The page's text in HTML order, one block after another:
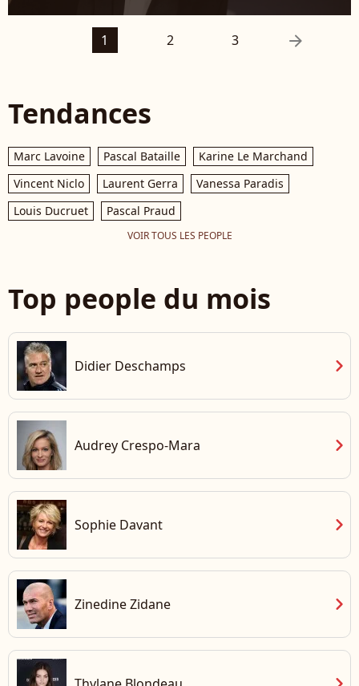
1 2 3 arrow_right
Tendances
Marc Lavoine Pascal Bataille
Karine Le Marchand
Vincent Niclo
Laurent Gerra
Vanessa Paradis
Louis Ducruet
Pascal Praud
VOIR TOUS LES PEOPLE
Top people du mois
Didier Deschamps chevron_right
Audrey Crespo-Mara chevron_right
Sophie Davant chevron_right
Zinedine Zidane chevron_right